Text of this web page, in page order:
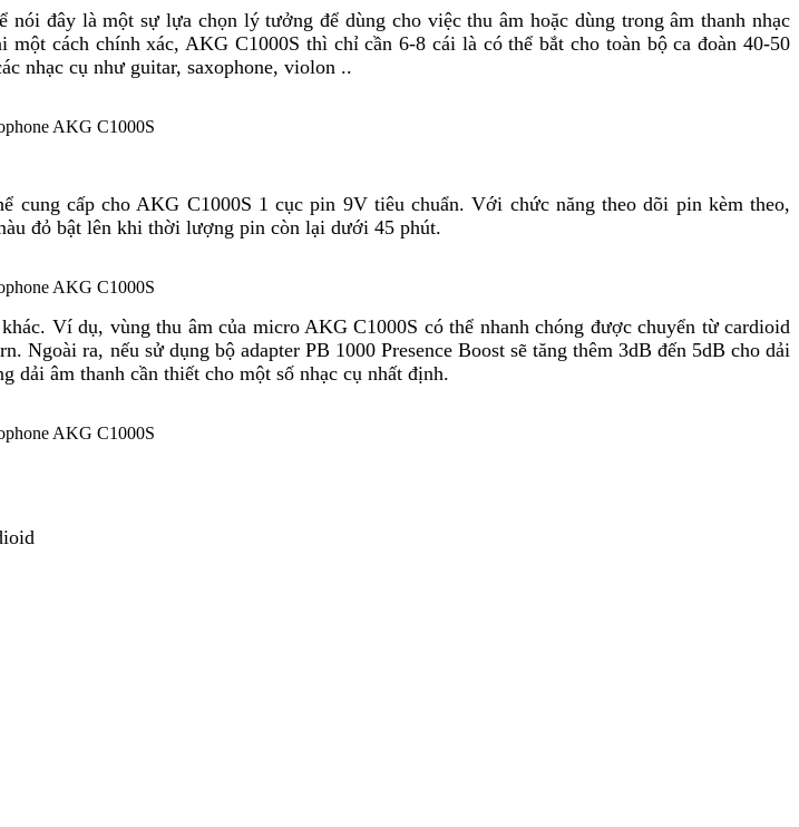
đây là một sự lựa chọn lý tưởng để dùng cho việc thu âm hoặc dùng trong âm thanh nhạc
cách chính xác, AKG C1000S thì chỉ cần 6-8 cái là có thể bắt cho toàn bộ ca đoàn 40-50
nhạc cụ như guitar, saxophone, violon ..
cung cấp cho AKG C1000S 1 cục pin 9V tiêu chuẩn. Với chức năng theo dõi pin kèm theo,
đỏ bật lên khi thời lượng pin còn lại dưới 45 phút.
Ví dụ, vùng thu âm của micro AKG C1000S có thể nhanh chóng được chuyển từ cardioid
Ngoài ra, nếu sử dụng bộ adapter PB 1000 Presence Boost sẽ tăng thêm 3dB đến 5dB cho dải
âm thanh cần thiết cho một số nhạc cụ nhất định.